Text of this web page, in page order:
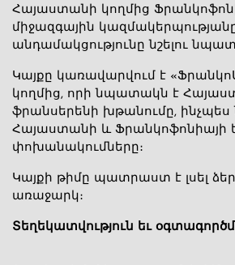
Հայաստանի կողմից
միջազգային
անդամակցությունը նշելու
Կայքը կառավարվում է
կողմից, որի նպատակն է
ֆրանսերենի խթանումը,
Հայաստանի և Ֆրանկոֆոնիայի
փոխանակումները։
Կայքի թիմը պատրաստ է լսել
առաջարկ։
Տեղեկատվություն եւ